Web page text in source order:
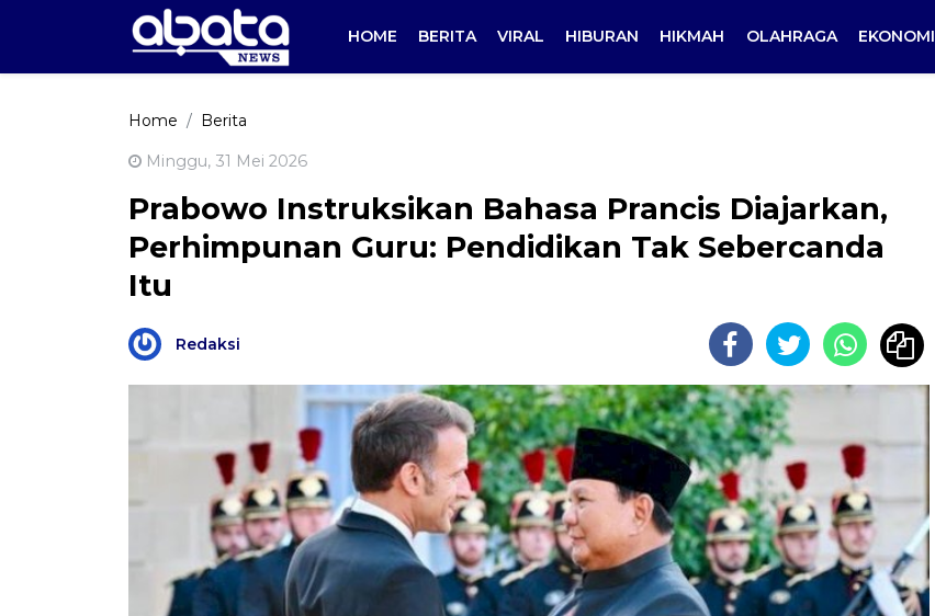
HOME BERITA VIRAL HIBURAN HIKMAH OLAHRAGA EKONOMI
Home Berita
Minggu, 31 Mei 2026
Prabowo Instruksikan Bahasa Prancis Diajarkan,
Perhimpunan Guru: Pendidikan Tak Sebercanda
Itu
Redaksi